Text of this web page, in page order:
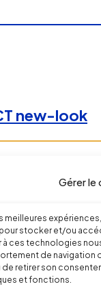
Gérer
meilleures
stocker et/ou
à ces technologies
de navigation
retirer son
et fonctions.
new-look